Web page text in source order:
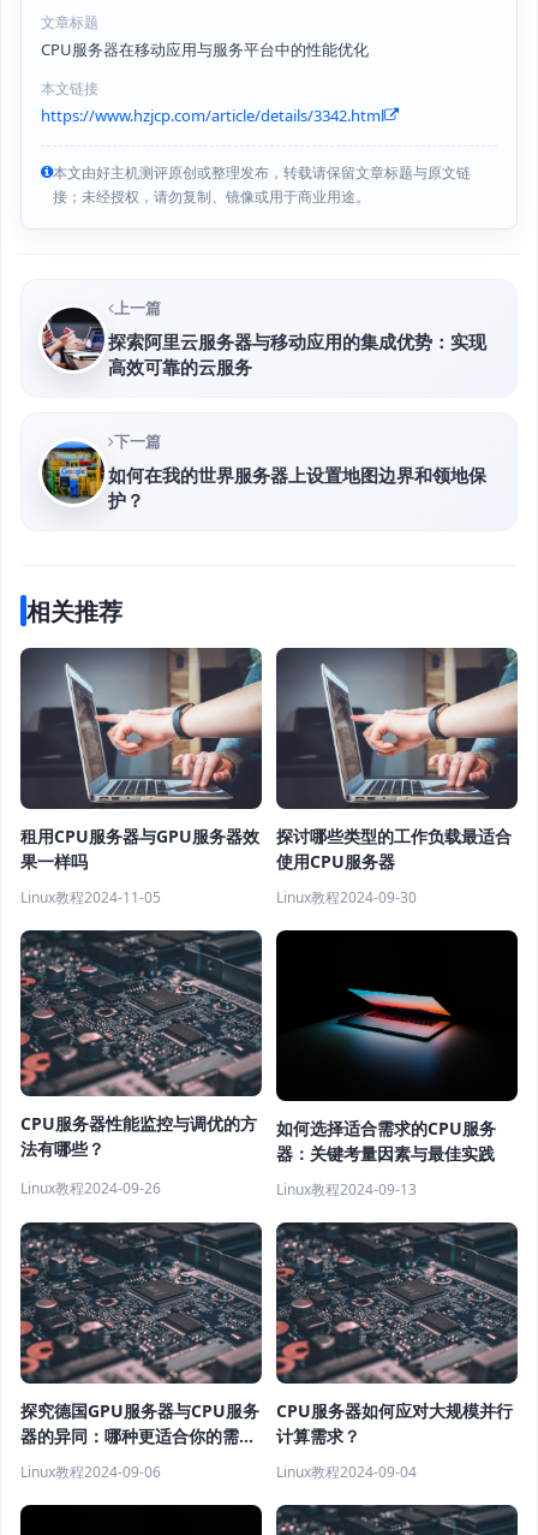
文章标题
CPU服务器在移动应用与服务平台中的性能优化
本文链接
https://www.hzjcp.com/article/details/3342.html
本文由好主机测评原创或整理发布，转载请保留文章标题与原文链
接；未经授权，请勿复制、镜像或用于商业用途。
上一篇
探索阿里云服务器与移动应用的集成优势：实现
高效可靠的云服务
下一篇
如何在我的世界服务器上设置地图边界和领地保
护？
相关推荐
租用CPU服务器与GPU服务器效
果一样吗
Linux教程2024-11-05
探讨哪些类型的工作负载最适合
使用CPU服务器
Linux教程2024-09-30
CPU服务器性能监控与调优的方
法有哪些？
Linux教程2024-09-26
如何选择适合需求的CPU服务
器：关键考量因素与最佳实践
Linux教程2024-09-13
探究德国GPU服务器与CPU服务
器的异同：哪种更适合你的需
求？
Linux教程2024-09-06
CPU服务器如何应对大规模并行
计算需求？
Linux教程2024-09-04